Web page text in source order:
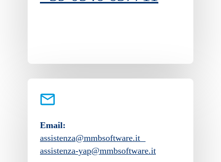
Email:
assistenza@mmbsoftware.it
assistenza-yap@mmbsoftware.it